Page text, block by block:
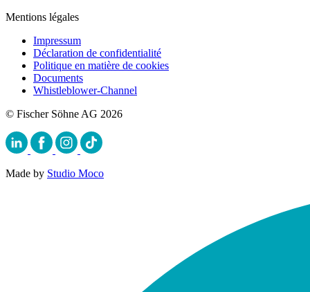
Mentions légales
Impressum
Déclaration de confidentialité
Politique en matière de cookies
Documents
Whistleblower-Channel
© Fischer Söhne AG 2026
Made by Studio Moco